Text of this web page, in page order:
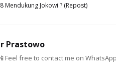
Mendukung Jokowi ? (Repost)
Prastowo
Feel free to contact me on